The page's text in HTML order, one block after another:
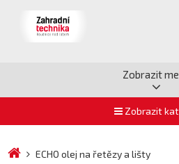
Zobrazit
Zobrazit
ECHO olej na řetězy a lišty